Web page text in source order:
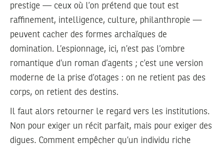
prestige — ceux où l’on prétend que tout est
raffinement, intelligence, culture, philanthropie —
peuvent cacher des formes archaïques de
domination. L’espionnage, ici, n’est pas l’ombre
romantique d’un roman d’agents ; c’est une version
moderne de la prise d’otages : on ne retient pas des
corps, on retient des destins.
Il faut alors retourner le regard vers les institutions.
Non pour exiger un récit parfait, mais pour exiger des
digues. Comment empêcher qu’un individu riche